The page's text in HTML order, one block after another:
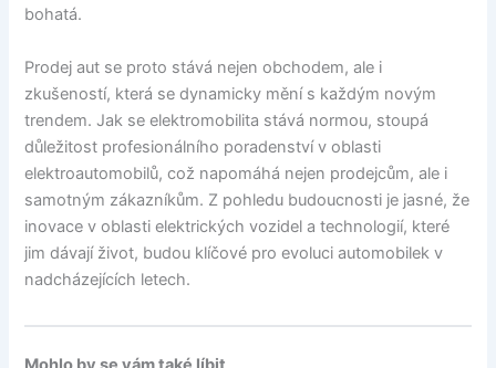
bohatá.
Prodej aut se proto stává nejen obchodem, ale i
zkušeností, která se dynamicky mění s každým novým
trendem. Jak se elektromobilita stává normou, stoupá
důležitost profesionálního poradenství v oblasti
elektroautomobilů, což napomáhá nejen prodejcům, ale i
samotným zákazníkům. Z pohledu budoucnosti je jasné, že
inovace v oblasti elektrických vozidel a technologií, které
jim dávají život, budou klíčové pro evoluci automobilek v
nadcházejících letech.